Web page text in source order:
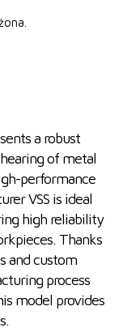
a robust
of metal
performance
VSS is ideal
high reliability
Thanks
and custom
process
model provides